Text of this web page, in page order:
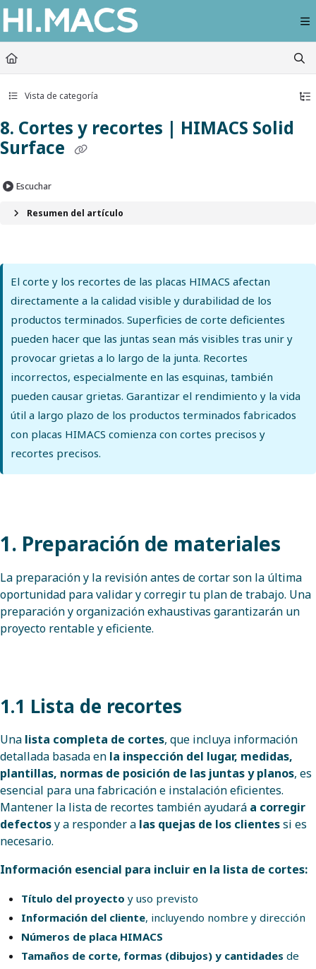
Documentation Index
Fetch the complete documentation index at:
https://himacs-
Use this file to discover all available pages before exploring further.
Vista de categoría
8. Cortes y recortes | HIMACS Solid
Surface
Escuchar
Resumen del artículo
El corte y los recortes de las placas HIMACS afectan
directamente a la calidad visible y durabilidad de los
productos terminados. Superficies de corte deficientes
pueden hacer que las juntas sean más visibles tras unir y
provocar grietas a lo largo de la junta. Recortes
incorrectos, especialmente en las esquinas, también
pueden causar grietas. Garantizar el rendimiento y la vida
útil a largo plazo de los productos terminados fabricados
con placas HIMACS comienza con cortes precisos y
recortes precisos.
1. Preparación de materiales
La preparación y la revisión antes de cortar son la última
oportunidad para validar y corregir tu plan de trabajo. Una
preparación y organización exhaustivas garantizarán un
proyecto rentable y eficiente.
1.1 Lista de recortes
Una lista completa de cortes, que incluya información
detallada basada en la inspección del lugar, medidas,
plantillas, normas de posición de las juntas y planos, es
esencial para una fabricación e instalación eficientes.
Mantener la lista de recortes también ayudará a corregir
defectosy a responder a las quejas de los clientessi es
necesario.
Información esencial para incluir en la lista de cortes:
Título del proyecto y uso previsto
Información del cliente, incluyendo nombre y dirección
Números de placa HIMACS
Tamaños de corte, formas (dibujos) y cantidades de